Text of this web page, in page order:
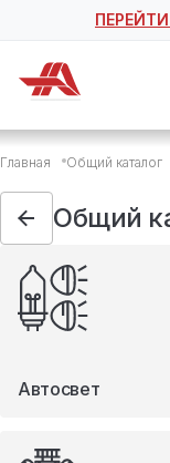
Общий каталог
Автосвет
Автотовары
Запчасти
Масла и
Мототовары
Туризм
Главная Общий каталог
Общий
Автосвет